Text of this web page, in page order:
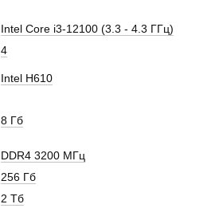
Intel Core i3-12100 (3.3 - 4.3 ГГц)
4
Intel H610
8 Гб
DDR4 3200 МГц
256 Гб
2 Тб